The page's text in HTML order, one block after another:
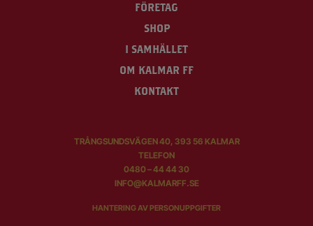
FÖRETAG
SHOP
I SAMHÄLLET
OM KALMAR FF
KONTAKT
TRÅNGSUNDSVÄGEN 40, 393 56 KALMAR
TELEFON
0480 – 44 44 30
INFO@KALMARFF.SE
HANTERING AV PERSONUPPGIFTER